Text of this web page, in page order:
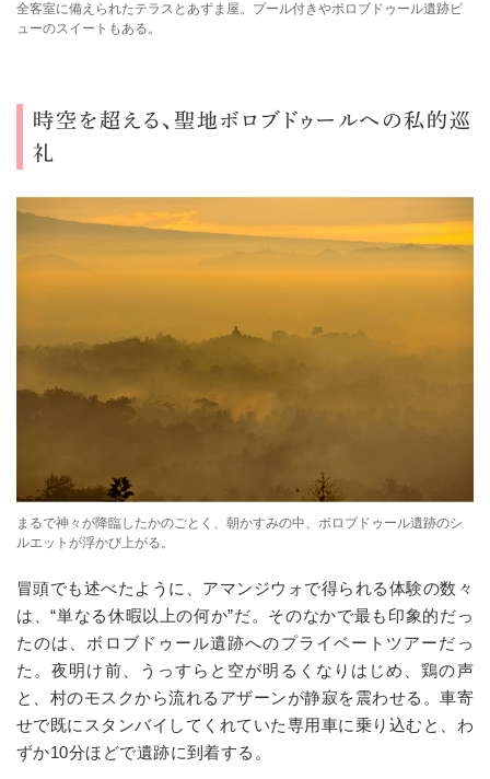
全客室に備えられたテラスとあずま屋。プール付きやボロブドゥール遺跡ビ
ューのスイートもある。
時空を超える、聖地ボロブドゥールへの私的巡
礼
まるで神々が降臨したかのごとく、朝かすみの中、ボロブドゥール遺跡のシ
ルエットが浮かび上がる。
冒頭でも述べたように、アマンジウォで得られる体験の数々
は、“単なる休暇以上の何か”だ。そのなかで最も印象的だっ
たのは、ボロブドゥール遺跡へのプライベートツアーだっ
た。夜明け前、うっすらと空が明るくなりはじめ、鶏の声
と、村のモスクから流れるアザーンが静寂を震わせる。車寄
せで既にスタンバイしてくれていた専用車に乗り込むと、わ
ずか10分ほどで遺跡に到着する。